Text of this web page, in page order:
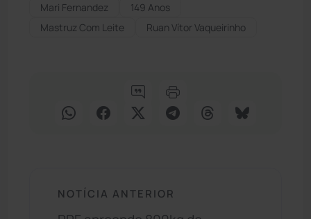
Mari Fernandez
149 Anos
Mastruz Com Leite
Ruan Vítor Vaqueirinho
NOTÍCIA ANTERIOR